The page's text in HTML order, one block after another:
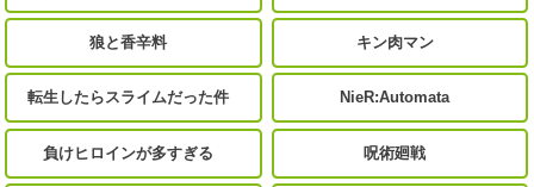
狼と香辛料 キン肉マン
転生したらスライムだった件 NieR:Automata
負けヒロインが多すぎる 呪術廻戦